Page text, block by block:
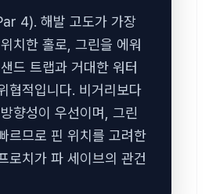
4). 해발 고도가 가장
치한 홀로, 그린을 에워
드 트랩과 거대한 워터
협적입니다. 비거리보다
향성이 우선이며, 그린
르므로 핀 위치를 고려한
로치가 파 세이브의 관건